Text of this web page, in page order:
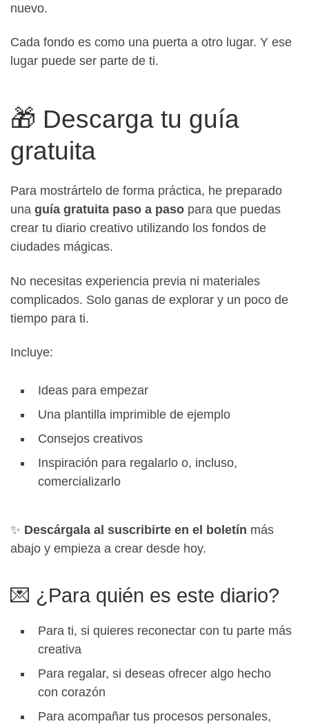
nuevo.
Cada fondo es como una puerta a otro lugar. Y ese
lugar puede ser parte de ti.
🎁 Descarga tu guía
gratuita
Para mostrártelo de forma práctica, he preparado
una guía gratuita paso a paso para que puedas
crear tu diario creativo utilizando los fondos de
ciudades mágicas.
No necesitas experiencia previa ni materiales
complicados. Solo ganas de explorar y un poco de
tiempo para ti.
Incluye:
Ideas para empezar
Una plantilla imprimible de ejemplo
Consejos creativos
Inspiración para regalarlo o, incluso,
comercializarlo
✨ Descárgala al suscribirte en el boletín más
abajo y empieza a crear desde hoy.
💌 ¿Para quién es este diario?
Para ti, si quieres reconectar con tu parte más
creativa
Para regalar, si deseas ofrecer algo hecho
con corazón
Para acompañar tus procesos personales,